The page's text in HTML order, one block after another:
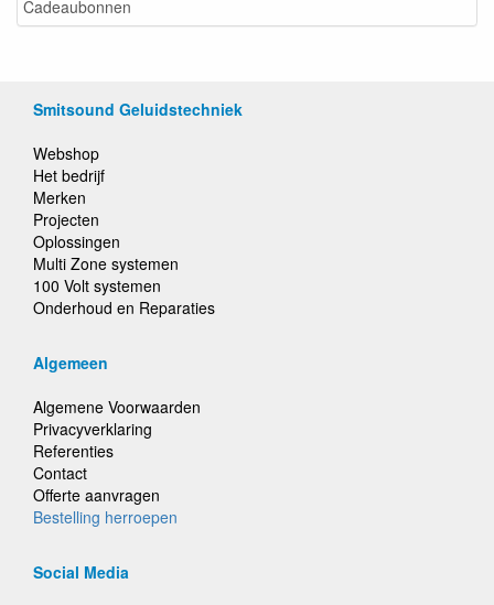
Cadeaubonnen
Smitsound Geluidstechniek
Webshop
Het bedrijf
Merken
Projecten
Oplossingen
Multi Zone systemen
100 Volt systemen
Onderhoud en Reparaties
Algemeen
Algemene Voorwaarden
Privacyverklaring
Referenties
Contact
Offerte aanvragen
Bestelling herroepen
Social Media